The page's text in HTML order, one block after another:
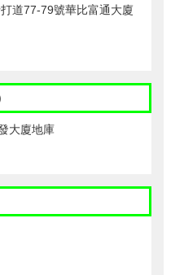
道77-79號華比富通大廈
大廈地庫